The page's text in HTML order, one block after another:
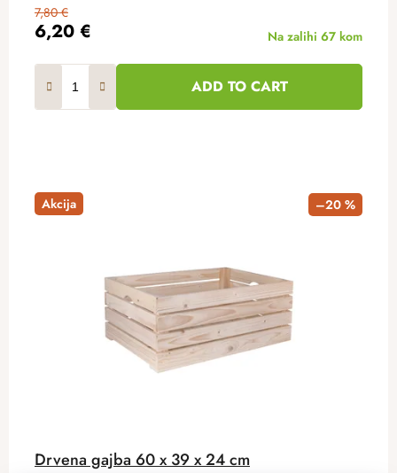
6,20 €
7,80 €
Na zalihi 67 kom
ADD TO CART
Akcija –20 %
Drvena gajba 60 x 39 x 24 cm